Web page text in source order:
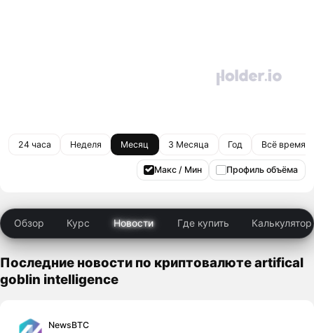
24 часа Неделя Месяц 3 Месяца Год Всё время
Макс / Мин Профиль объёма
Обзор Курс Новости Где купить Калькулятор
Последние новости по криптовалюте artifical
goblin intelligence
NewsBTC